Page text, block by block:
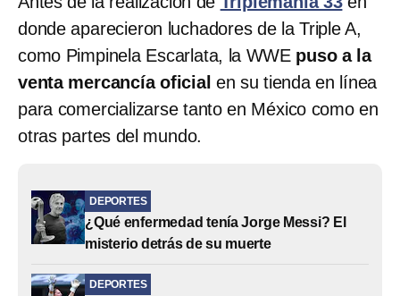
donde aparecieron luchadores de la Triple A,
como Pimpinela Escarlata, la WWE puso a la
venta mercancía oficialen su tienda en línea
para comercializarse tanto en México como en
otras partes del mundo.
DEPORTES
¿Qué enfermedad tenía Jorge Messi? El
misterio detrás de su muerte
DEPORTES